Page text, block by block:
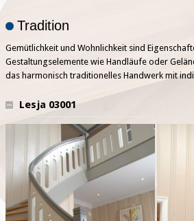
Tradition
Gemütlichkeit und Wohnlichkeit sind
Gestaltungselemente wie Handläufe oder
das harmonisch traditionelles Handwerk mit
Lesja 03001